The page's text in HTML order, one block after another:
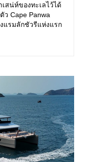
สน่ห์ของทะเลไว้ได้
ว Cape Panwa
แรมลักชัวรีแห่งแรก
ฉียงใต้ของเกาะ